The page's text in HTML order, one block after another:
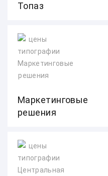
Топаз
Маркетинговые
решения